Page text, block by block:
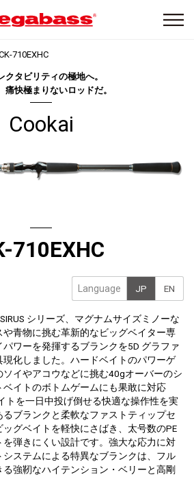
710EXHC
クタビリティの極地へ。
痛快極まりないロッドだ。
Cookai
710EXHC
Language JP EN
シリーズ、マグナムサイズミノーな
や青物に挑む革新的なビッグベイター専
ワーを発揮するブランクを5D グラファ
化しました。ハードベイトのパワーゲ
イやアコウなどに挑む40gオーバーのシ
ベイトのボトムゲームにも果敢に対応
トを一日中投げ倒せる快適な操作性を実
ブランクと柔軟なファストティップセ
グベイトを軽快にさばき、太号数のPE
弾きにくい設計です。強大な応力に対
ステムによる特異なブランクは、フル
強靭なハイテンション・ベリーと高剛